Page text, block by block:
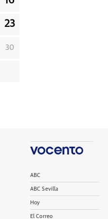
23
30
ABC
ABC Sevilla
Hoy
El Correo